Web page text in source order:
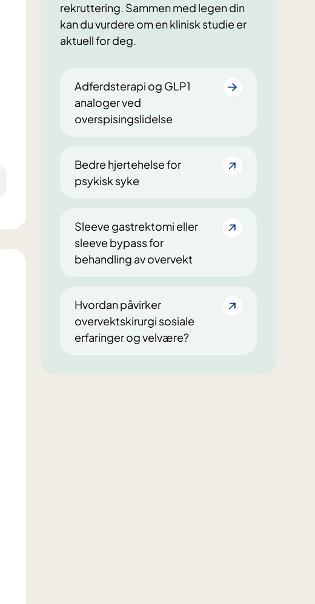
rekruttering. Sammen med legen din
kan du vurdere om en klinisk studie er
aktuell for deg.
Adferdsterapi og GLP1
analoger ved
overspisingslidelse
Bedre hjertehelse for
psykisk syke
Sleeve gastrektomi eller
sleeve bypass for
behandling av overvekt
Hvordan påvirker
overvektskirurgi sosiale
erfaringer og velvære?